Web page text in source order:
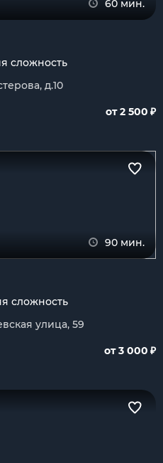
60 мин.
сложность
д.10
от 2 500 ₽
90 мин.
сложность
улица, 59
от 3 000 ₽